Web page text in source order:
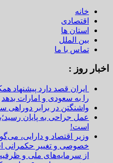
خانه
اقتصادی
استان ها
بین الملل
تماس با ما
اخبار روز :
ایران قصد دارد پیشنهاد
را به سعودی و امارات بدهد
واشنگتن در برابر دوراهی
عمل جراحی به پایان
است!
وزیر اقتصاد و دارایی،
خصوصی و تغییر حکمرانی
از سرمایه‌های ملی و